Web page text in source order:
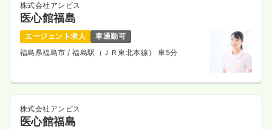
株式会社アンビス
医心館福島
エージェント求人
車通勤可
福島県福島市 / 福島駅（ＪＲ東北本線） 車5分
株式会社アンビス
医心館福島